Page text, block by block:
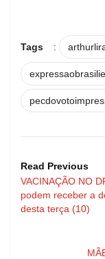
Tags :
Read Previous
VACINAÇÃO NO
podem receber a
desta terça (10)